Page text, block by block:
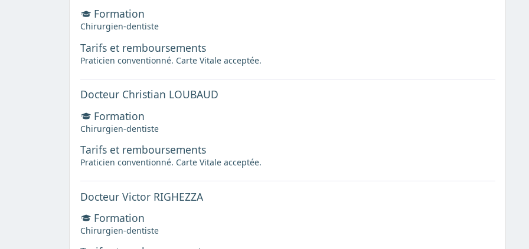
Formation
Chirurgien-dentiste
Tarifs et remboursements
Praticien conventionné. Carte Vitale acceptée.
Docteur Christian LOUBAUD
Formation
Chirurgien-dentiste
Tarifs et remboursements
Praticien conventionné. Carte Vitale acceptée.
Docteur Victor RIGHEZZA
Formation
Chirurgien-dentiste